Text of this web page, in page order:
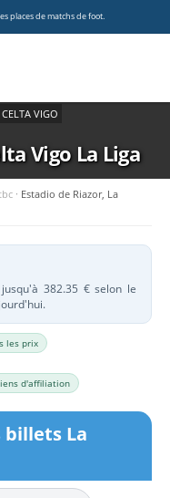
places de matchs de foot.
CELTA VIGO
Vigo La Liga
Estadio de Riazor, La
382.35 € selon le
les prix
d'affiliation
La